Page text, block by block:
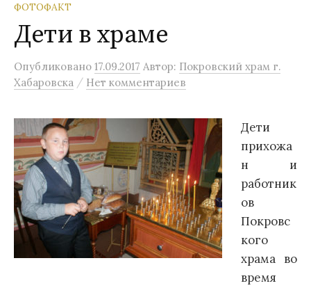
ФОТОФАКТ
Дети в храме
Опубликовано 17.09.2017 Автор: Покровский храм г.
Хабаровска / Нет комментариев
Дети
прихожа
н и
работник
ов
Покровс
кого
храма во
время